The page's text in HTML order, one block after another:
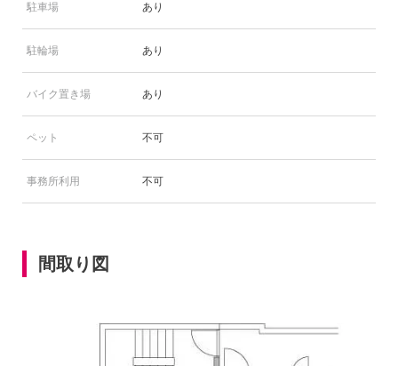
駐車場 あり
駐輪場 あり
バイク置き場 あり
ペット 不可
事務所利用 不可
間取り図